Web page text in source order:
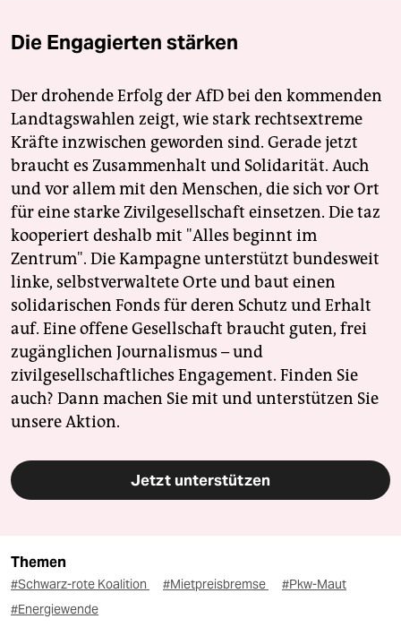
Die Engagierten stärken
Der drohende Erfolg der AfD bei den kommenden
Landtagswahlen zeigt, wie stark rechtsextreme
Kräfte inzwischen geworden sind. Gerade jetzt
braucht es Zusammenhalt und Solidarität. Auch
und vor allem mit den Menschen, die sich vor Ort
für eine starke Zivilgesellschaft einsetzen. Die taz
kooperiert deshalb mit "Alles beginnt im
Zentrum". Die Kampagne unterstützt bundesweit
linke, selbstverwaltete Orte und baut einen
solidarischen Fonds für deren Schutz und Erhalt
auf. Eine offene Gesellschaft braucht guten, frei
zugänglichen Journalismus – und
zivilgesellschaftliches Engagement. Finden Sie
auch? Dann machen Sie mit und unterstützen Sie
unsere Aktion.
Jetzt unterstützen
Themen
#Schwarz-rote Koalition #Mietpreisbremse
#Pkw-Maut
#Energiewende